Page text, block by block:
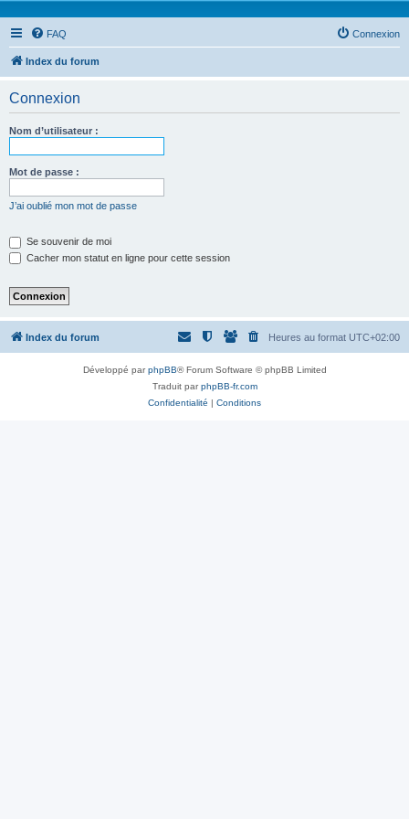
FAQ Connexion
Index du forum
Connexion
Nom d’utilisateur :
Mot de passe :
J’ai oublié mon mot de passe
Se souvenir de moi
Cacher mon statut en ligne pour cette session
Index du forum Heures au format UTC+02:00
Développé parphpBB® Forum Software © phpBB Limited
Traduit parphpBB-fr.com
Confidentialité | Conditions